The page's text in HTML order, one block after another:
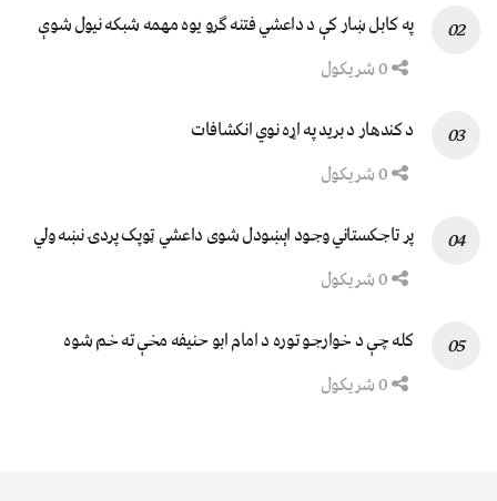
په کابل ښار کې د داعشي فتنه ګرو يوه مهمه شبکه نيول شوې
د کندهار د برید په اړه نوي انکشافات
پر تاجکستاني وجود اېښودل شوی داعشي ټوپک پردۍ نښه ولي
کله چې د خوارجو توره د امام ابو حنیفه مخې ته خم شوه